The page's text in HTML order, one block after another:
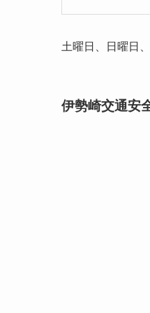
土曜日、日曜日
伊勢崎交通安